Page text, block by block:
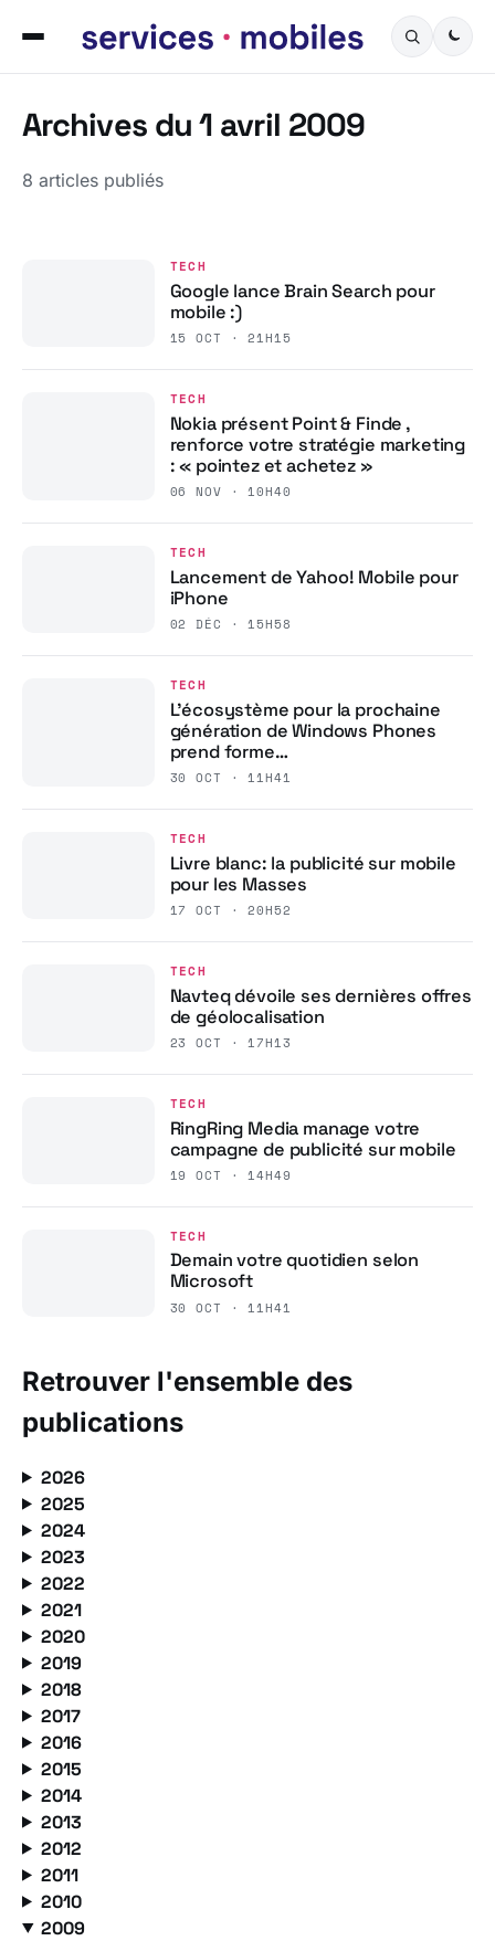
Archives du 1 avril 2009
8 articles publiés
TECH
Google lance Brain Search pour
mobile :)
15 OCT · 21H15
TECH
Nokia présent Point & Finde ,
renforce votre stratégie marketing
: « pointez et achetez »
06 NOV · 10H40
TECH
Lancement de Yahoo! Mobile pour
iPhone
02 DÉC · 15H58
TECH
L’écosystème pour la prochaine
génération de Windows Phones
prend forme…
30 OCT · 11H41
TECH
Livre blanc: la publicité sur mobile
pour les Masses
17 OCT · 20H52
TECH
Navteq dévoile ses dernières offres
de géolocalisation
23 OCT · 17H13
TECH
RingRing Media manage votre
campagne de publicité sur mobile
19 OCT · 14H49
TECH
Demain votre quotidien selon
Microsoft
30 OCT · 11H41
Retrouver l'ensemble des
publications
2026
2025
2024
2023
2022
2021
2020
2019
2018
2017
2016
2015
2014
2013
2012
2011
2010
2009